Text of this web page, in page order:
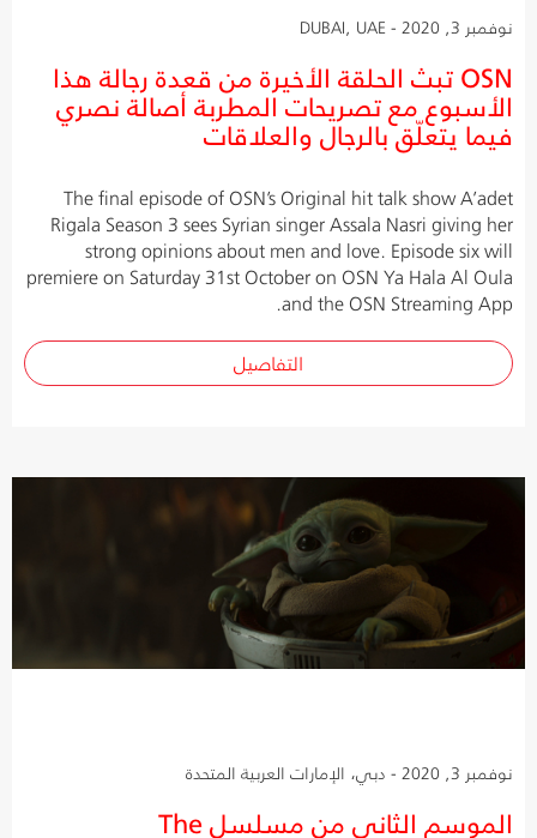
نوفمبر 3, 2020 - DUBAI, UAE
OSN تبث الحلقة الأخيرة من قعدة رجالة هذا
الأسبوع مع تصريحات المطربة أصالة نصري
فيما يتعلّق بالرجال والعلاقات
The final episode of OSN’s Original hit talk show A’adet
Rigala Season 3 sees Syrian singer Assala Nasri giving her
strong opinions about men and love. Episode six will
premiere on Saturday 31st October on OSN Ya Hala Al Oula
and the OSN Streaming App.
التفاصيل
نوفمبر 3, 2020 - دبي، الإمارات العربية المتحدة
الموسم الثاني من مسلسل The